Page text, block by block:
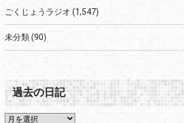
ごくじょうラジオ (1,547)
未分類(90)
過去の日記